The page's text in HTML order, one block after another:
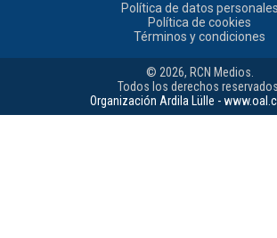
Política de datos personales
Política de cookies
Términos y condiciones
© 2026, RCN Medios.
Todos los derechos reservados.
Organización Ardila Lülle -